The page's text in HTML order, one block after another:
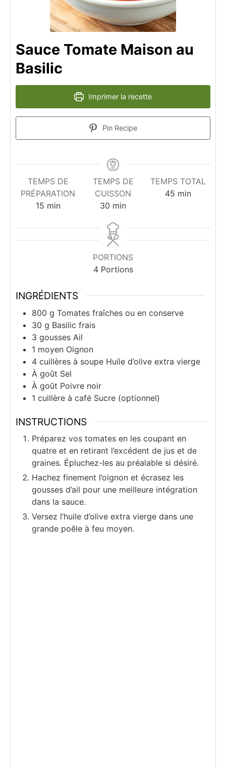
Sauce Tomate Maison au
Basilic
Imprimer la recette
Pin Recipe
TEMPS DE
PRÉPARATION
15minutes
min
TEMPS DE
CUISSON
30 minutes
min
TEMPS TOTAL
45minutes
min
PORTIONS
4 Portions
INGRÉDIENTS
800 g Tomates fraîches ou en conserve
30 g Basilic frais
3 gousses Ail
1 moyen Oignon
4 cuillères à soupe Huile d’olive extra vierge
À goût Sel
À goût Poivre noir
1 cuillère à café Sucre (optionnel)
INSTRUCTIONS
Préparez vos tomates en les coupant en
quatre et en retirant l’excédent de jus et de
graines. Épluchez-les au préalable si désiré.
Hachez finement l’oignon et écrasez les
gousses d’ail pour une meilleure intégration
dans la sauce.
Versez l’huile d’olive extra vierge dans une
grande poêle à feu moyen.